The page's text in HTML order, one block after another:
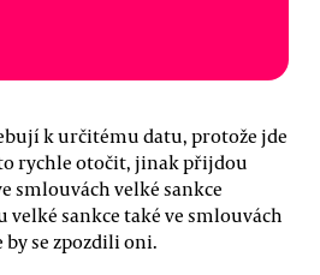
k určitému datu, protože jde
rychle otočit, jinak přijdou
smlouvách velké sankce
velké sankce také ve smlouvách
se zpozdili oni.